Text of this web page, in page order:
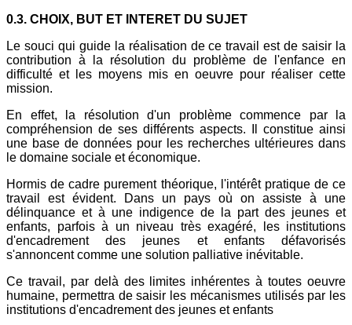
0.3. CHOIX, BUT ET INTERET DU SUJET
Le souci qui guide la réalisation de ce travail est de saisir la
contribution à la résolution du problème de l'enfance en
difficulté et les moyens mis en oeuvre pour réaliser cette
mission.
En effet, la résolution d'un problème commence par la
compréhension de ses différents aspects. Il constitue ainsi
une base de données pour les recherches ultérieures dans
le domaine sociale et économique.
Hormis de cadre purement théorique, l'intérêt pratique de ce
travail est évident. Dans un pays où on assiste à une
délinquance et à une indigence de la part des jeunes et
enfants, parfois à un niveau très exagéré, les institutions
d'encadrement des jeunes et enfants défavorisés
s'annoncent comme une solution palliative inévitable.
Ce travail, par delà des limites inhérentes à toutes oeuvre
humaine, permettra de saisir les mécanismes utilisés par les
institutions d'encadrement des jeunes et enfants